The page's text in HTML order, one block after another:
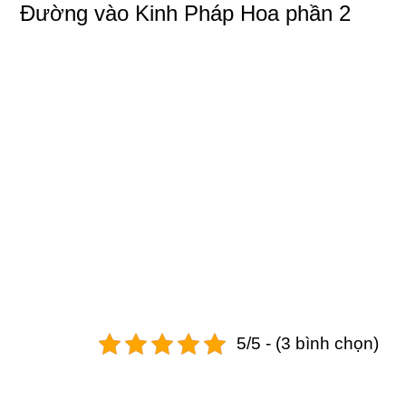
Đường vào Kinh Pháp Hoa phần 2
5/5 - (3 bình chọn)